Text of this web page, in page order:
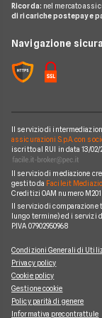
News
Contatti
Miglior Fornitore Gas
A2A
Edison
Iren
Optima
Sorgenia
Fornitori Energetici
Glossario Gas e Luce
Notizie Luce e Gas
Argomenti in
Ricorda: nel mercato
di ricariche postepay e
Navigazione
Il servizio di
assicurazioni S.p.A. con
iscritto al RUI in data 13/02/
Il servizio di mediazione
gestito da Facile.it
Creditizi OAM numero M201
Il servizio di comparazione
lungo termine) ed i servizi
P.IVA 07902950968
Condizioni Generali di
Privacy policy
Cookie policy
Gestione cookie
Policy parità di genere
Informativa precontrattule